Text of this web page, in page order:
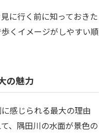
に行く前に知っておきた
くイメージがしやすい順
の魅力
感じられる最大の理由
、隅田川の水面が景色の